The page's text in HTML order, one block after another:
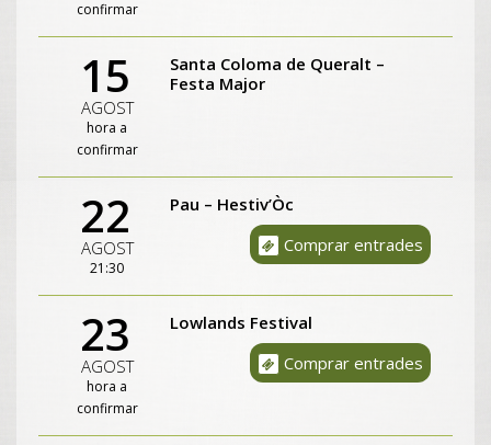
confirmar
15
AGOST
hora a
confirmar
Santa Coloma de Queralt –
Festa Major
22
AGOST
21:30
Pau – Hestiv’Òc
Comprar entrades
23
AGOST
hora a
confirmar
Lowlands Festival
Comprar entrades